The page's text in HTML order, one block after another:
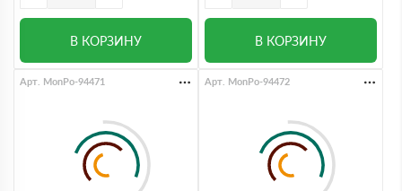
В КОРЗИНУ В КОРЗИНУ
Арт. MonPo-94471 Арт. MonPo-94472